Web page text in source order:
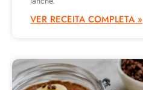
VER RECEITA COMPLETA »